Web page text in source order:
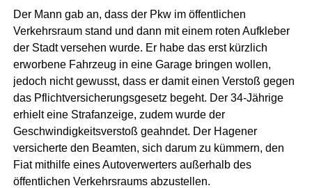
Der Mann gab an, dass der Pkw im öffentlichen
Verkehrsraum stand und dann mit einem roten Aufkleber
der Stadt versehen wurde. Er habe das erst kürzlich
erworbene Fahrzeug in eine Garage bringen wollen,
jedoch nicht gewusst, dass er damit einen Verstoß gegen
das Pflichtversicherungsgesetz begeht. Der 34-Jährige
erhielt eine Strafanzeige, zudem wurde der
Geschwindigkeitsverstoß geahndet. Der Hagener
versicherte den Beamten, sich darum zu kümmern, den
Fiat mithilfe eines Autoverwerters außerhalb des
öffentlichen Verkehrsraums abzustellen.